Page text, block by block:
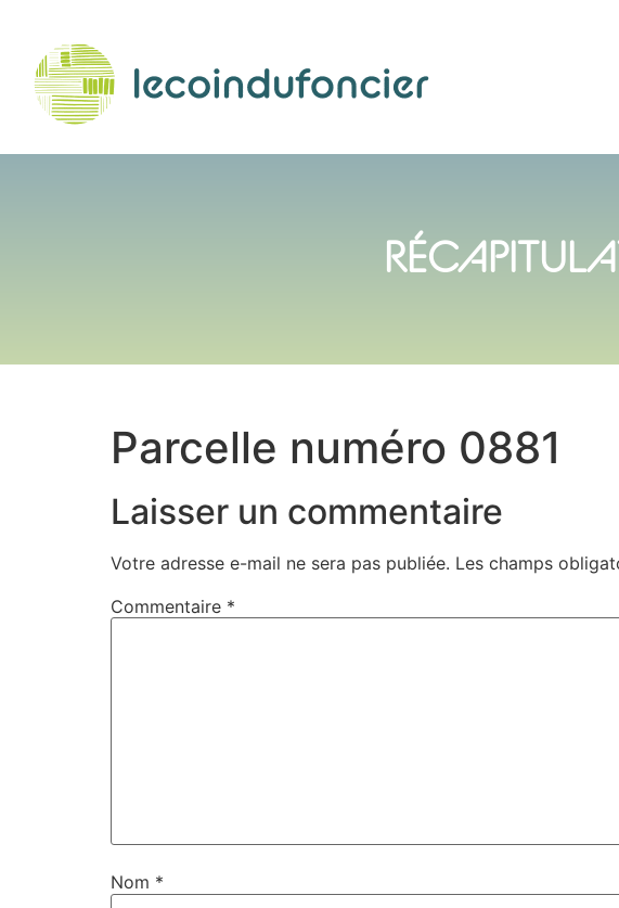
Parcelle numéro 0881
Laisser un commentaire
Votre adresse e-mail ne sera pas publiée. Les champs
Commentaire *
Nom *